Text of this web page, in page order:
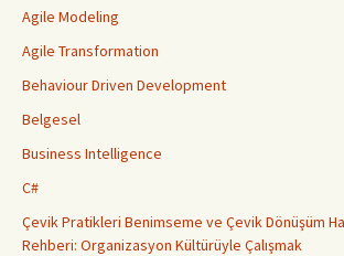
Agile Modeling
Agile Transformation
Behaviour Driven Development
Belgesel
Business Intelligence
C#
Çevik Pratikleri Benimseme ve Çevik Dönüşüm
Rehberi: Organizasyon Kültürüyle Çalışmak